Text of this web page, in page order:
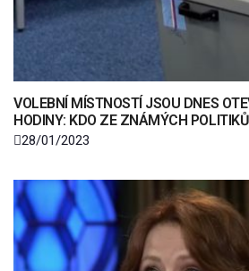
VOLEBNÍ MÍSTNOSTÍ JSOU DNES
HODINY: KDO ZE ZNÁMÝCH
28/01/2023